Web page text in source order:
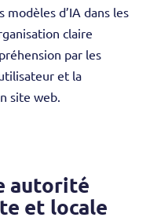
d’IA dans les
claire
par les
et la
site web.
autorité
et locale